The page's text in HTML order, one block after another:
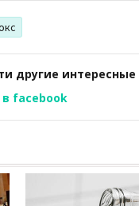
другие
facebook